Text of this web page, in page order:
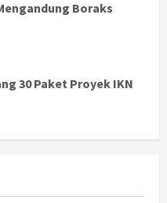
Boraks
30 Paket Proyek IKN